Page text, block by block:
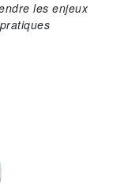
les enjeux